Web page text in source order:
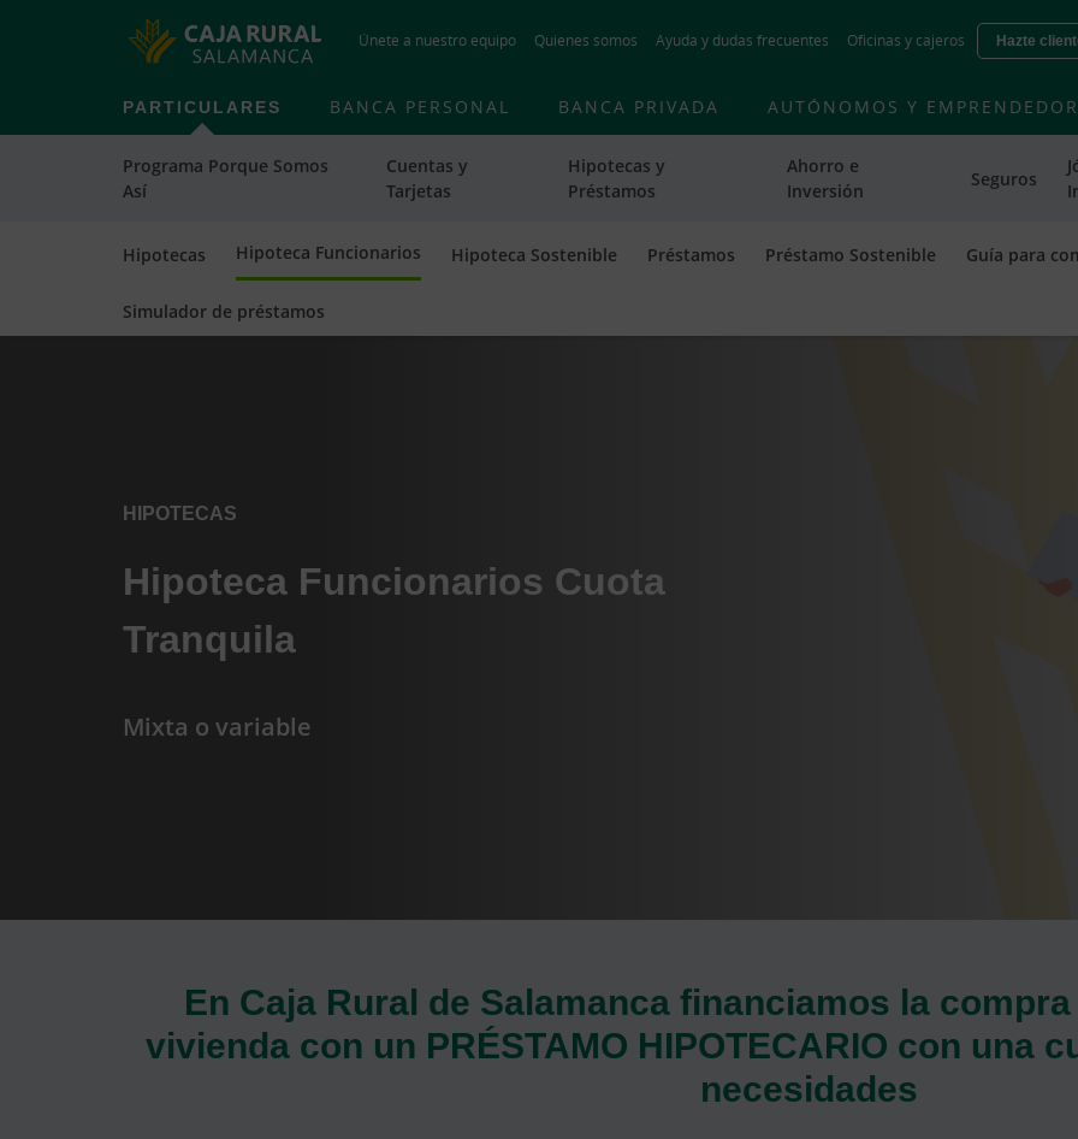
to
contentt
Únete a nuestro equipo Quienes somos Ayuda y dudas frecuentes Oficinas y cajeros Hazte
PARTICULARES
Programa Porque Somos
Así
Cuentas y
Tarjetas
Hipotecas y
Préstamos
Hipotecas Hipoteca Funcionarios Hipoteca Sostenible Préstamos Préstamo Sostenible Guía para
Simulador de préstamos
Ahorro e
Inversión
Seguros
BANCA PERSONAL BANCA PRIVADA AUTÓNOMOS Y
HIPOTECAS
Hipoteca Funcionarios Cuota
Tranquila
Mixta o variable
En Caja Rural de Salamanca financiamos la
vivienda con un PRÉSTAMO HIPOTECARIO con una
necesidades